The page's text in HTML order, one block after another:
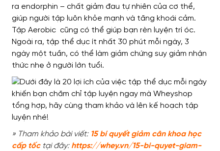
ra endorphin – chất giảm đau tự nhiên của cơ thể,
giúp người tập luôn khỏe mạnh và tăng khoái cảm.
Tập Aerobic cũng có thể giúp bạn rèn luyện trí óc.
Ngoài ra, tập thể dục ít nhất 30 phút mỗi ngày, 3
ngày một tuần, có thể làm giảm chứng suy giảm nhận
thức nhẹ ở người lớn tuổi.
» Tham khảo bài viết: 15 bí quyết giảm cân khoa học
cấp tốctại đây: https://whey.vn/15-bi-quyet-giam-